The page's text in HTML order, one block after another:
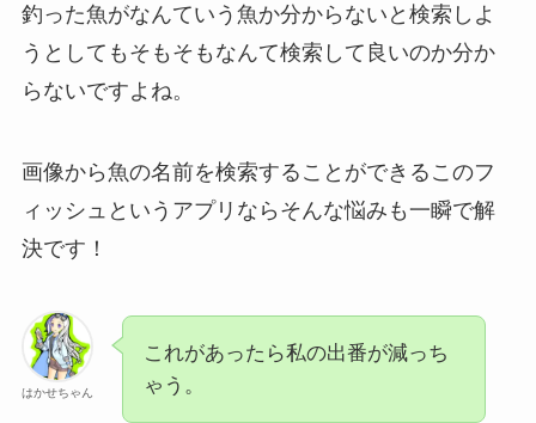
釣った魚がなんていう魚か分からないと検索しよ
うとしてもそもそもなんて検索して良いのか分か
らないですよね。
画像から魚の名前を検索することができるこのフ
ィッシュというアプリならそんな悩みも一瞬で解
決です！
はかせちゃん
これがあったら私の出番が減っち
ゃう。